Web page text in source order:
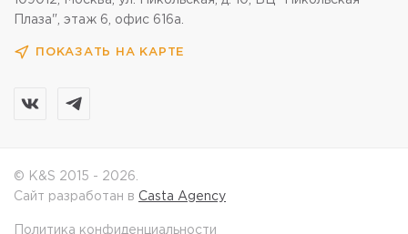
Плаза", этаж 6, офис 616а.
ПОКАЗАТЬ НА КАРТЕ
© K&S 2015 - 2026.
Сайт разработан в Casta Agency
Политика конфиденциальности